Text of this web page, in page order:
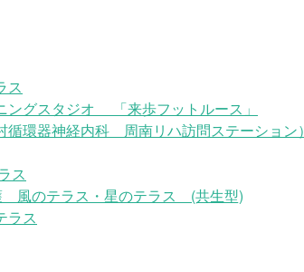
ス
ングスタジオ 「来歩フットルース」
循環器神経内科 周南リハ訪問ステーション）
ス
風のテラス・星のテラス (共生型)
ラス